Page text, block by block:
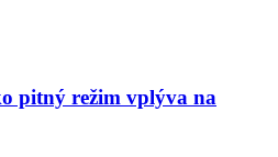
pitný režim vplýva na